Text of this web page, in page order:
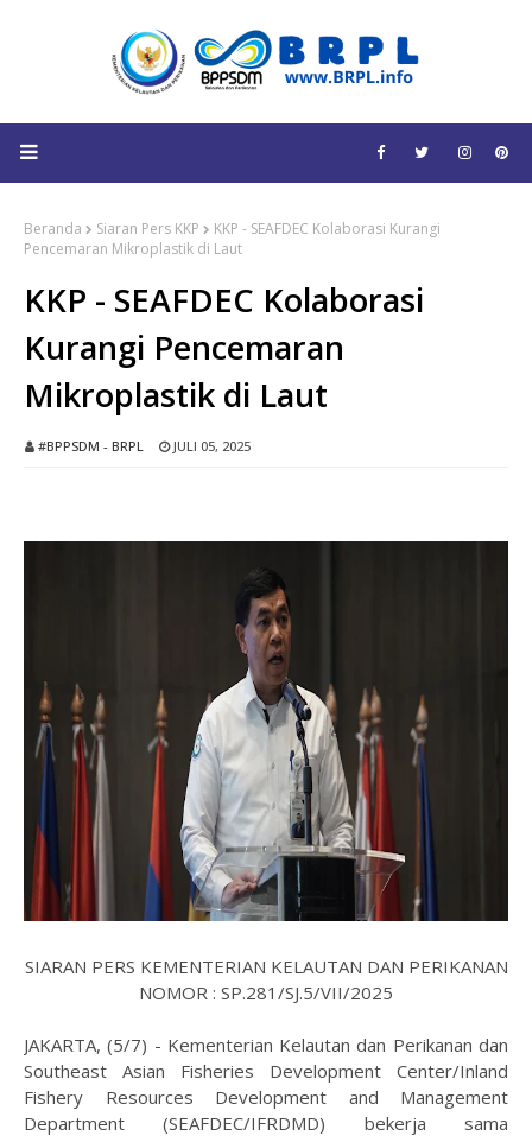
Beranda Siaran Pers KKP
KKP - SEAFDEC Kolaborasi Kurangi
Pencemaran Mikroplastik di Laut
KKP - SEAFDEC Kolaborasi
Kurangi Pencemaran
Mikroplastik di Laut
#BPPSDM - BRPL JULI 05, 2025
SIARAN PERS KEMENTERIAN KELAUTAN DAN PERIKANAN
NOMOR : SP.281/SJ.5/VII/2025
JAKARTA, (5/7) - Kementerian Kelautan dan Perikanan dan
Southeast Asian Fisheries Development Center/Inland
Fishery Resources Development and Management
Department (SEAFDEC/IFRDMD) bekerja sama